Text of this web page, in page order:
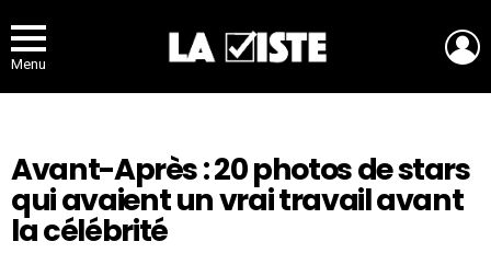
Menu
Avant-Après : 20 photos de stars
qui avaient un vrai travail avant
la célébrité